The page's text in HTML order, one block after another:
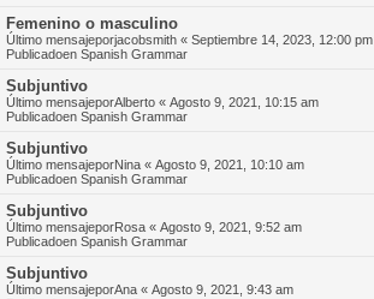
Femenino o masculino
Último mensajeporjacobsmith « Septiembre 14, 2023, 12:00 pm
Publicadoen Spanish Grammar
Subjuntivo
Último mensajeporAlberto « Agosto 9, 2021, 10:15 am
Publicadoen Spanish Grammar
Subjuntivo
Último mensajeporNina « Agosto 9, 2021, 10:10 am
Publicadoen Spanish Grammar
Subjuntivo
Último mensajeporRosa « Agosto 9, 2021, 9:52 am
Publicadoen Spanish Grammar
Subjuntivo
Último mensajeporAna « Agosto 9, 2021, 9:43 am